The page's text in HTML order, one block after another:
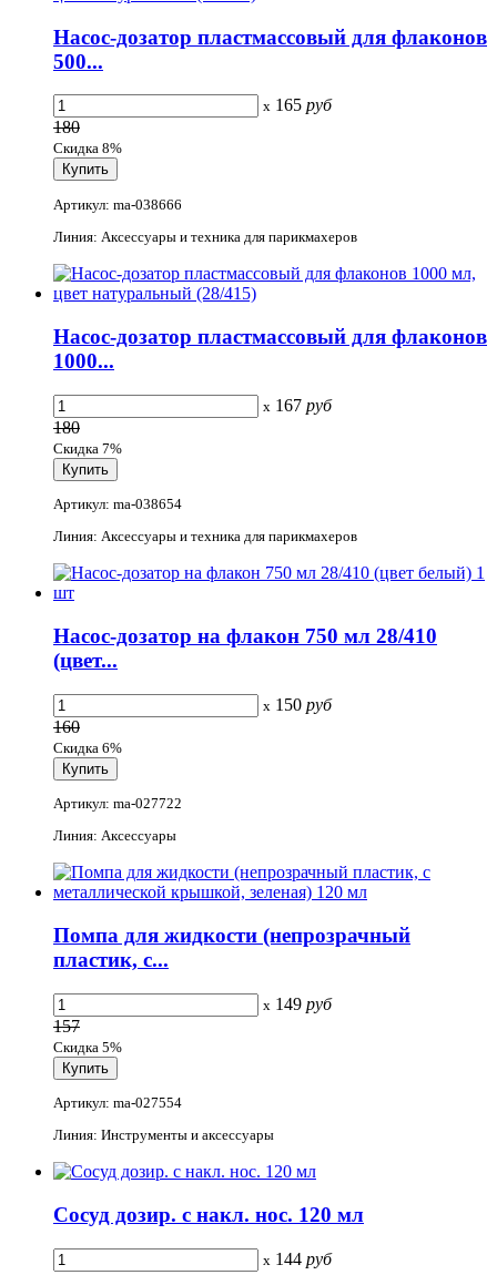
Насос-дозатор пластмассовый для флаконов
500...
x 165 руб
180
Скидка 8%
Артикул: ma-038666
Линия: Аксессуары и техника для парикмахеров
Насос-дозатор пластмассовый для флаконов
1000...
x 167 руб
180
Скидка 7%
Артикул: ma-038654
Линия: Аксессуары и техника для парикмахеров
Насос-дозатор на флакон 750 мл 28/410
(цвет...
x 150 руб
160
Скидка 6%
Артикул: ma-027722
Линия: Аксессуары
Помпа для жидкости (непрозрачный
пластик, с...
x 149 руб
157
Скидка 5%
Артикул: ma-027554
Линия: Инструменты и аксессуары
Сосуд дозир. с накл. нос. 120 мл
x 144 руб